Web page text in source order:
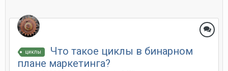
циклы
Что такое циклы в бинарном
плане маркетинга?